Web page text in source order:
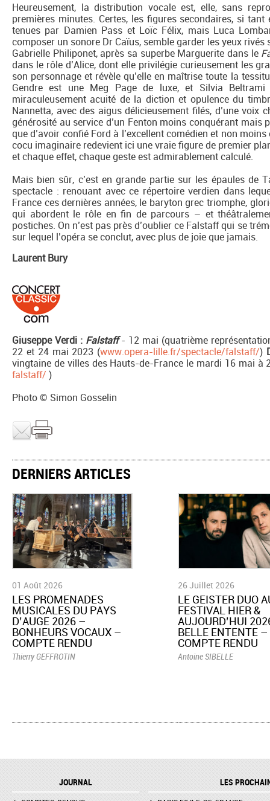
Heureusement, la distribution vocale est, elle, sans
premières minutes. Certes, les figures secondaires, si
tenues par Damien Pass et Loïc Félix, mais Luca
composer un sonore Dr Caïus, semble garder les yeux rivés
Gabrielle Philiponet, après sa superbe Marguerite dans le
dans le rôle d’Alice, dont elle privilégie curieusement les
son personnage et révèle qu’elle en maîtrise toute la
Gendre est une Meg Page de luxe, et Silvia
miraculeusement acuité de la diction et opulence du
Nannetta, avec des aigus délicieusement filés, d’une
générosité au service d’un Fenton moins conquérant mais
que d’avoir confié Ford à l’excellent comédien et non
cocu imaginaire redevient ici une vraie figure de premier
et chaque effet, chaque geste est admirablement calculé.
Mais bien sûr, c’est en grande partie sur les épaules de
spectacle : renouant avec ce répertoire verdien dans
France ces dernières années, le baryton grec triomphe,
qui abordent le rôle en fin de parcours – et
postiches. On n’est pas près d’oublier ce Falstaff qui se
sur lequel l’opéra se conclut, avec plus de joie que jamais.
Laurent Bury
Giuseppe Verdi : Falstaff- 12 mai (quatrième
22 et 24 mai 2023 (www.opera-lille.fr/spectacle/falstaff/)
vingtaine de villes des Hauts-de-France le mardi 16 mai à
falstaff/ )
Photo © Simon Gosselin
DERNIERS ARTICLES
01 Août 2026
LES PROMENADES
MUSICALES DU PAYS
D’AUGE 2026 –
BONHEURS VOCAUX –
COMPTE RENDU
Thierry GEFFROTIN
26 Juillet 2026
LE GEISTER DUO
FESTIVAL HIER &
AUJOURD’HUI
BELLE ENTENTE –
COMPTE RENDU
Antoine SIBELLE
JOURNAL LES